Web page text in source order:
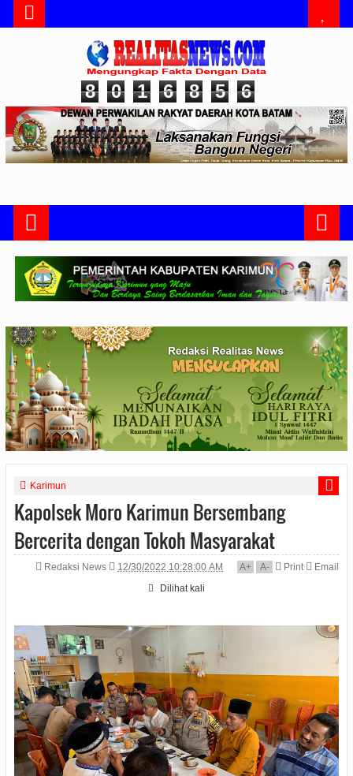
8 0 1 6 8 5 6
Karimun
Kapolsek Moro Karimun Bersembang
Bercerita dengan Tokoh Masyarakat
Redaksi News 12/30/2022 10:28:00 AM A+ A- Print
Email
Dilihat kali